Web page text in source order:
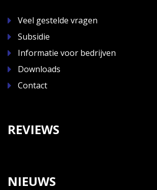
Veel gestelde vragen
Subsidie
Informatie voor bedrijven
Downloads
Contact
REVIEWS
NIEUWS